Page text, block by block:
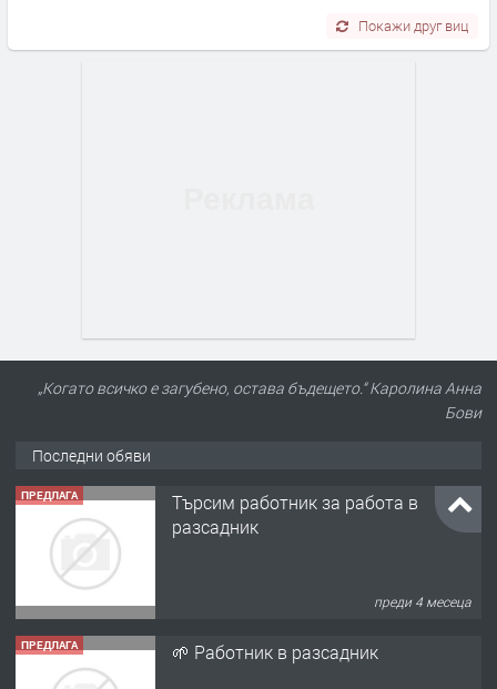
Покажи друг виц
„Когато всичко е загубено, остава бъдещето.“ Каролина Анна
Бови
Последни обяви
ПРЕДЛАГА
преди 4 месеца
ПРЕДЛАГА
преди 4 месеца